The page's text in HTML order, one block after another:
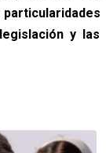
y las